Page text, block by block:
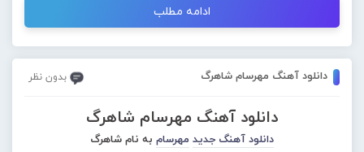
ادامه مطلب
دانلود آهنگ مهرسام شاهرگ بدون نظر
دانلود آهنگ مهرسام شاهرگ
دانلود آهنگ جدید مهرسام به نام شاهرگ